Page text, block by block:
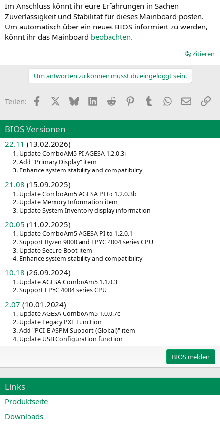
Im Anschluss könnt ihr eure Erfahrungen in Sachen
Zuverlässigkeit und Stabilität für dieses Mainboard posten.
Um automatisch über ein neues BIOS informiert zu werden,
könnt ihr das Mainboard beobachten.
Zitieren
Um antworten zu können musst du eingeloggt sein.
Teilen: Facebook BlueskyLinkedIn
Reddit PinterestTumblr WhatsApp
E-Mail
BIOS Versionen
22.11 (13.02.2026)
1. Update ComboAM5 PI AGESA 1.2.0.3i
2. Add "Primary Display" item
3. Enhance system stability and compatibility
21.08 (15.09.2025)
1. Update ComboAm5 AGESA PI to 1.2.0.3b
2. Update Memory Information item
3. Update System Inventory display information
20.05 (11.02.2025)
1. Update ComboAm5 AGESA PI to 1.2.0.1
2. Support Ryzen 9000 and EPYC 4004 series CPU
3. Update Secure Boot item
4. Enhance system stability and compatibility
10.18 (26.09.2024)
1. Update AGESA ComboAm5 1.1.0.3
2. Support EPYC 4004 series CPU
2.07 (10.01.2024)
1. Update AGESA ComboAm5 1.0.0.7c
2. Update Legacy PXE Function
3. Add "PCI-E ASPM Support (Global)" item
4. Update USB Configuration function
BIOS melden
Links
Produktseite
Downloads